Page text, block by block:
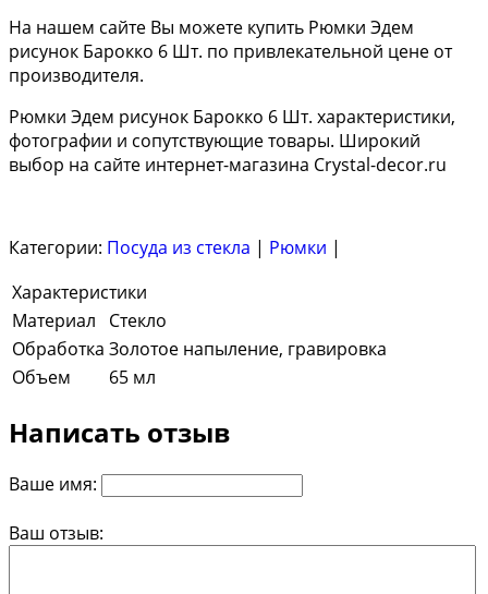
На нашем сайте Вы можете купить Рюмки Эдем
рисунок Барокко 6 Шт. по привлекательной цене от
производителя.
Рюмки Эдем рисунок Барокко 6 Шт. характеристики,
фотографии и сопутствующие товары. Широкий
выбор на сайте интернет-магазина Crystal-decor.ru
Категории: Посуда из стекла | Рюмки |
Характеристики
Материал
Стекло
Обработка Золотое напыление, гравировка
Объем
65 мл
Написать отзыв
Ваше имя:
Ваш отзыв: